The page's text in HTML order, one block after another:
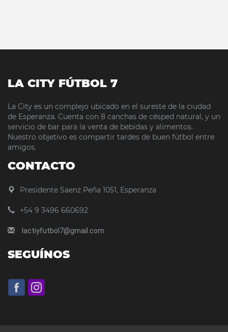
LA CITY FÚTBOL 7
La City es un complejo ubicado en el sureste de la ciudad
de Esperanza. Cuenta con 8 canchas de césped natural, y un
servicio de bar para la venta de bebidas y alimentos.
Nuestro objetivo es compartir tardes de buen fútbol entre
amigos.
CONTACTO
Presidente Saenz Peña 1051, Esperanza
+54 9 3496 660692
lactiyfutbol7@gmail.com
SEGUÍNOS